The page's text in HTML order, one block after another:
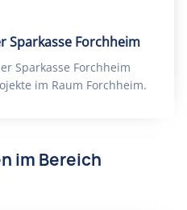
Sparkasse Forchheim
Sparkasse Forchheim
im Raum Forchheim.
im Bereich